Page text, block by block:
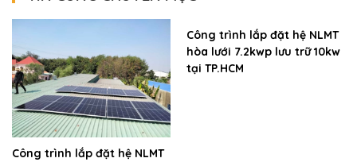
Công trình lắp đặt hệ NLMT
Công trình lắp đặt hệ NLMT
hòa lưới 7.2kwp lưu trữ 10kw
tại TP.HCM